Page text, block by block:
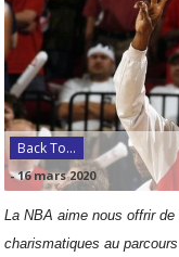
Back To...
-16 mars 2020
La NBA aime nous offrir
charismatiques au